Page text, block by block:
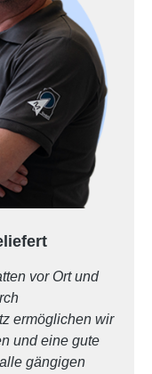
vor Ort und
ermöglichen wir
und eine gute
gängigen